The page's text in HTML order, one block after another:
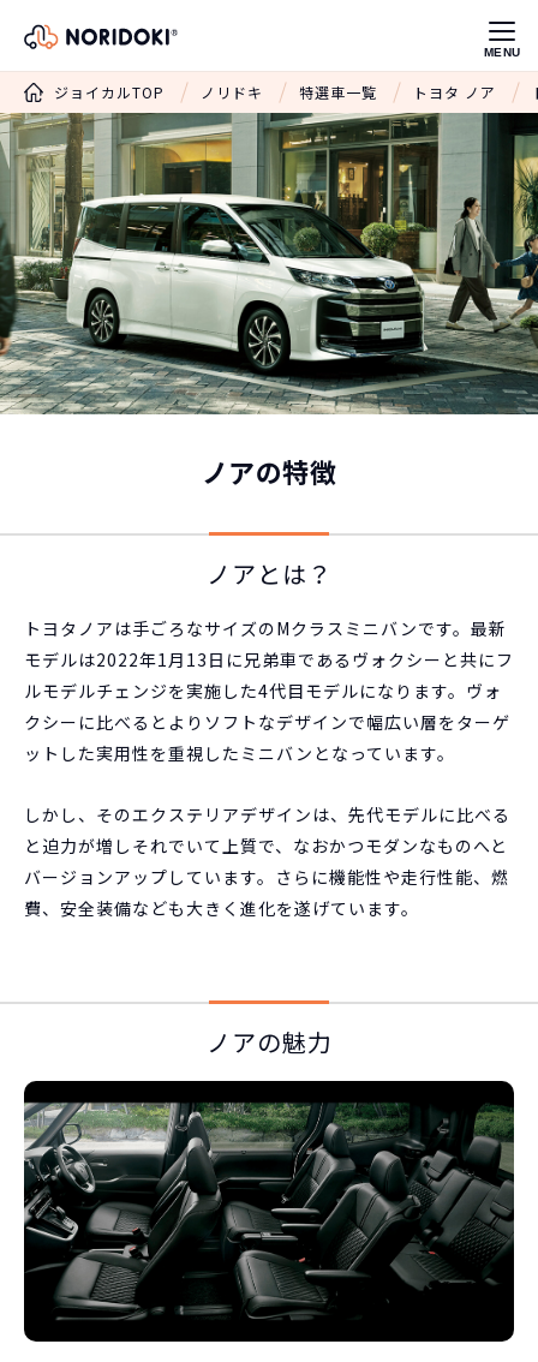
MENU
ジョイカルTOP ノリドキ 特選車一覧 トヨタ ノア
ノアの特徴
ノアとは？
トヨタノアは手ごろなサイズのMクラスミニバンです。最新
モデルは2022年1月13日に兄弟車であるヴォクシーと共にフ
ルモデルチェンジを実施した4代目モデルになります。ヴォ
クシーに比べるとよりソフトなデザインで幅広い層をターゲ
ットした実用性を重視したミニバンとなっています。
しかし、そのエクステリアデザインは、先代モデルに比べる
と迫力が増しそれでいて上質で、なおかつモダンなものへと
バージョンアップしています。さらに機能性や走行性能、燃
費、安全装備なども大きく進化を遂げています。
ノアの魅力